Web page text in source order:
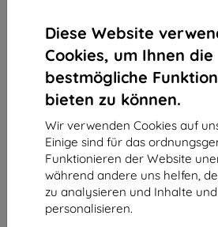
Diese Website
Cookies, um Ihnen die
bestmögliche
bieten zu können.
Wir verwenden Cookies auf
Einige sind für das
Funktionieren der Website
während andere uns helfen,
zu analysieren und Inhalte
personalisieren.
vom ganzen
Shield-Sk s.r.o.